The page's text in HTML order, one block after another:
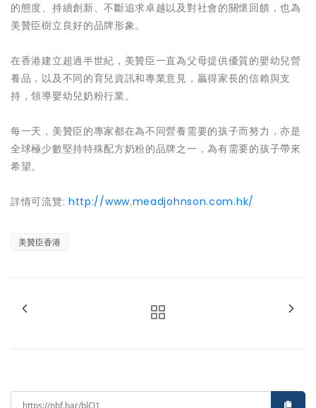
的態度、持續創新、不斷追求卓越以及對社會的關懷回饋，也為
美贊臣樹立良好的品牌形象。
在香港建立超過半世紀，美贊臣一直為父母提供優質的嬰幼兒營
養品，以及不同的育兒資訊和專業意見，贏得家長的信賴與支
持，領導嬰幼兒奶粉行業。
每一天，美贊臣的專家都在為不同營養需要的孩子而努力，亦是
全球極少數堅持特殊配方奶粉的品牌之一，為有需要的孩子帶來
希望。
詳情可流覽: http://www.meadjohnson.com.hk/
美贊臣香港